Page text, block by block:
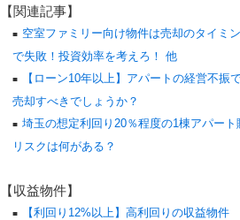
【関連記事】
空室ファミリー向け物件は売却のタイミ
で失敗！投資効率を考えろ！ 他
【ローン10年以上】アパートの経営不振
売却すべきでしょうか？
埼玉の想定利回り20％程度の1棟アパー
リスクは何がある？
【収益物件】
【利回り12%以上】高利回りの収益物件